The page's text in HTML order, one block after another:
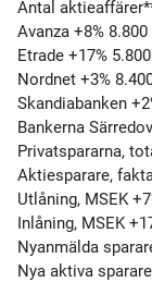
Antal
Avanza +8% 8.800
Etrade +17%
Nordnet +3%
Skandiabanken
Bankerna
Privatspararna,
Aktiesparare,
Utlåning, MSEK
Inlåning, MSEK
Nyanmälda
Nya aktiva